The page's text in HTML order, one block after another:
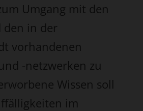
Umgang mit den
den in der
vorhandenen
-netzwerken zu
Wissen soll
im